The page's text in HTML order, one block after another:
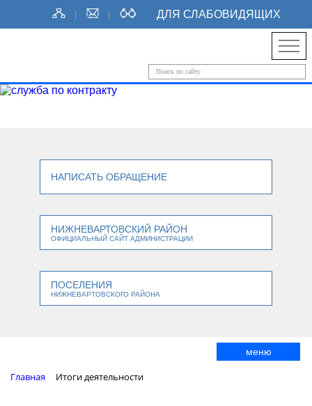
ДЛЯ СЛАБОВИДЯЩИХ
НАПИСАТЬ ОБРАЩЕНИЕ
НИЖНЕВАРТОВСКИЙ РАЙОН
ОФИЦИАЛЬНЫЙ САЙТ АДМИНИСТРАЦИИ
ПОСЕЛЕНИЯ
НИЖНЕВАРТОВСКОГО РАЙОНА
меню
Главная Итоги деятельности